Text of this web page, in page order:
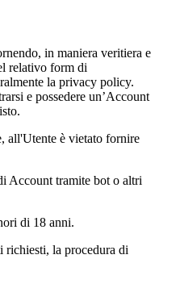
in maniera veritiera e
relativo form di
la privacy policy.
e possedere un’Account
all'Utente è vietato fornire
Account tramite bot o altri
di 18 anni.
la procedura di